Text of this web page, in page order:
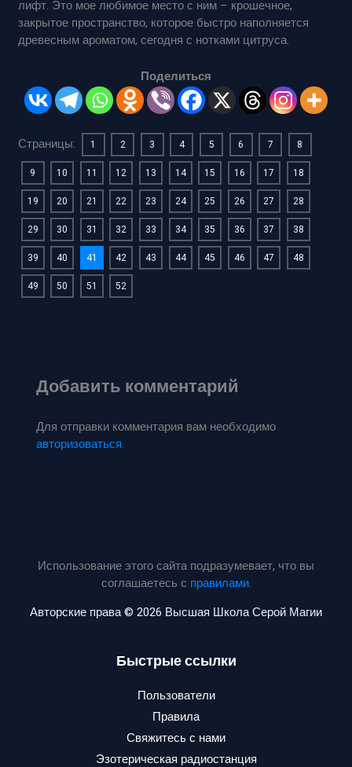
лифт. Это мое любимое место с ним – крошечное,
закрытое пространство, которое быстро наполняется
древесным ароматом, сегодня с нотками цитруса.
Поделиться
Страницы: 1 2 3 4 5 6 7
8
9
10 11 12 13 14 15 16 17
18
19
20 21 22 23 24 25 26 27
28
29
30 31 32 33 34 35 36 37
38
39
40 41 42 43 44 45 46 47
48
49
50 51 52
Добавить комментарий
Для отправки комментария вам необходимо
авторизоваться.
Использование этого сайта подразумевает, что вы
соглашаетесь с правилами.
Авторские права © 2026 Высшая Школа Серой Магии
Быстрые ссылки
Пользователи
Правила
Свяжитесь с нами
Эзотерическая радиостанция